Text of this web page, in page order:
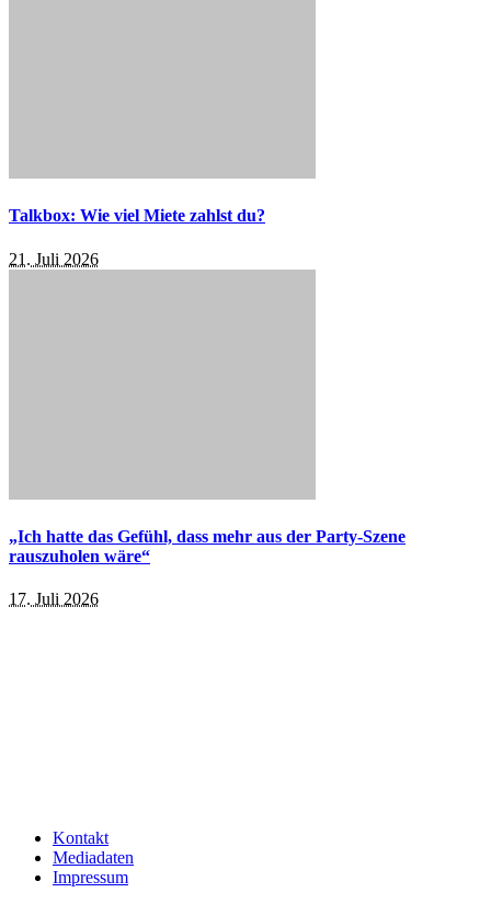
Talkbox: Wie viel Miete zahlst du?
21. Juli 2026
„Ich hatte das Gefühl, dass mehr aus der Party-Szene
rauszuholen wäre“
17. Juli 2026
Kontakt
Mediadaten
Impressum